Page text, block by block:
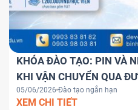
KHÓA ĐÀO TẠO: PIN VÀ
KHI VẬN CHUYỂN QUA
05/06/2026 Đào tạo ngắn hạn
XEM CHI TIẾT